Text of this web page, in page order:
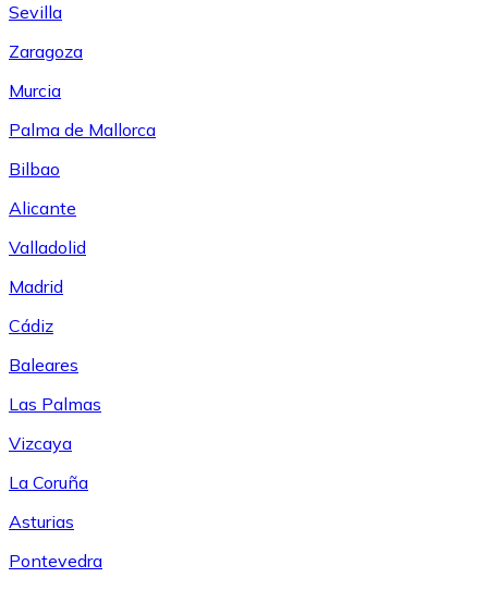
Sevilla
Zaragoza
Murcia
Palma de Mallorca
Bilbao
Alicante
Valladolid
Madrid
Cádiz
Baleares
Las Palmas
Vizcaya
La Coruña
Asturias
Pontevedra